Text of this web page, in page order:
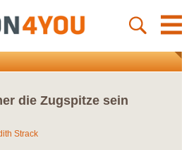
die Zugspitze sein
Strack